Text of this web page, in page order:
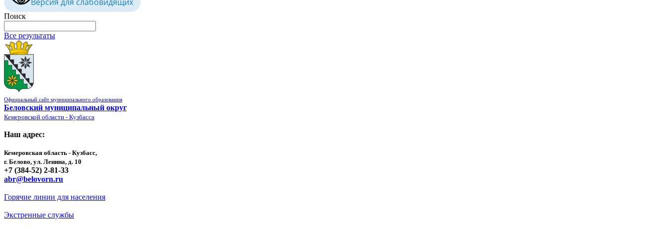
Поиск
Все результаты
Официальный сайт муниципального образования
Беловский муниципальный округ
Кемеровской области - Кузбасса
Наш адрес:
Кемеровская область - Кузбасс,
г. Белово, ул. Ленина, д. 10
+7 (384-52) 2-81-33
abr@belovorn.ru
Горячие линии для населения
Экстренные службы